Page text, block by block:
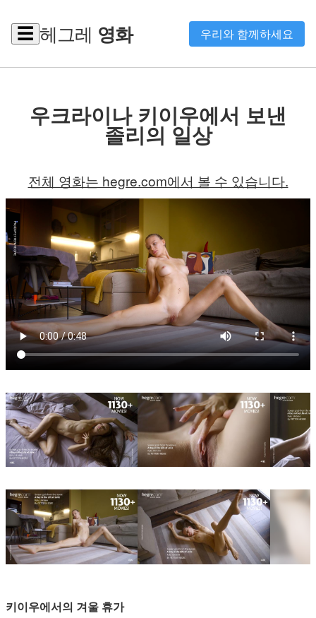
☰ 헤그레 영화 우리와 함께하세요
우크라이나 키이우에서 보낸
졸리의 일상
전체 영화는 hegre.com에서 볼 수 있습니다.
키이우에서의 겨울 휴가